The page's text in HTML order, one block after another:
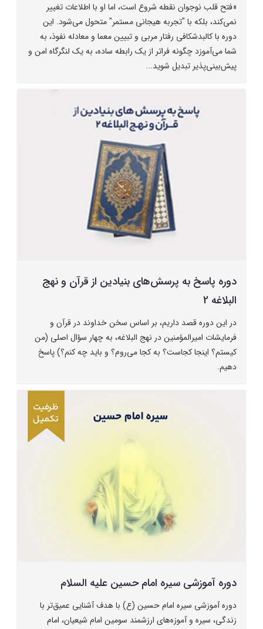
«فتح قلب نوجوان نقطه شروع است، اما او با اطلاعات تغییر
نمی‌کند، بلکه با "تجربه هیجانی مستمر" متحول می‌شود. این
دوره با کالبدشکافی رفتار مربی و تبیین معما و معادله نفوذ، به
شما می‌آموزد چگونه فراتر از یک رابطه ساده، به یک لنگرگاه امن و
پیش‌بینی‌پذیر تبدیل شوید...
دوره پاسخ به پرسش‌های بنیادین از قرآن و نهج
البلاغه 2
در این دوره قصد داریم، بر اساس سخن خداوند در قرآن و
فرمایشات امیرالمؤمنین در نهج البلاغه، به چهار سؤال اصلی (من
کیستم؟ اینجا کجاست؟ به کجا می‌روم؟ و باید چه کنم؟) پاسخ
دهیم.
دوره آموزشی سیره امام حسین علیه السلام
دوره آموزشی سیره امام حسین (ع) با هدف آشنایی عمیق‌تر با
زندگی، سیره و آموزه‌های ارزشمند سومین امام شیعیان، امام